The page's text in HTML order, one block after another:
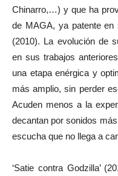
Chinarro,…) y que ha
de MAGA, ya patente en
(2010). La evolución de
en sus trabajos
una etapa enérgica y
más amplio, sin perder
Acuden menos a la
decantan por sonidos
escucha que no llega a
‘Satie contra Godzilla’